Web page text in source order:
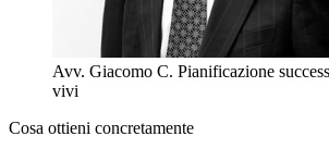
Avv. Giacomo C. Pianificazione
vivi
Cosa ottieni concretamente